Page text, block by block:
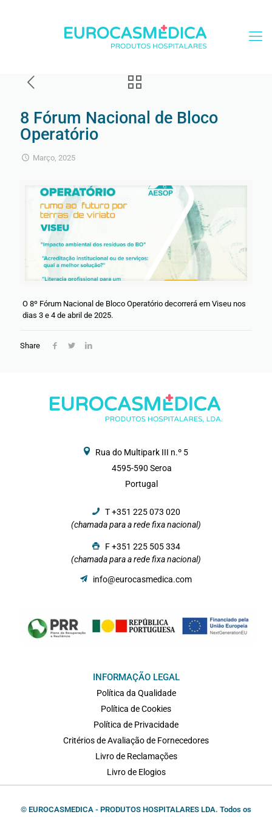
8 Fórum Nacional de Bloco
Operatório
Março, 2025
O 8º Fórum Nacional de Bloco Operatório decorrerá em Viseu nos
dias 3 e 4 de abril de 2025.
Share
Rua do Multipark III n.º 5
4595-590 Seroa
Portugal
T +351 225 073 020
(chamada para a rede fixa nacional)
F +351 225 505 334
(chamada para a rede fixa nacional)
info@eurocasmedica.com
INFORMAÇÃO LEGAL
Política da Qualidade
Política de Cookies
Política de Privacidade
Critérios de Avaliação de Fornecedores
Livro de Reclamações
Livro de Elogios
© EUROCASMEDICA - PRODUTOS HOSPITALARES LDA. Todos os